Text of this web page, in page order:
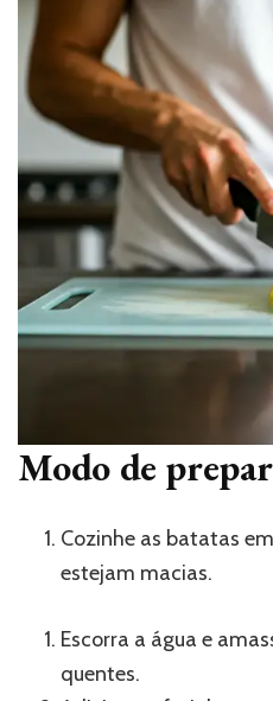
Modo de
Cozinhe as batatas
estejam macias.
Escorra a água e
quentes.